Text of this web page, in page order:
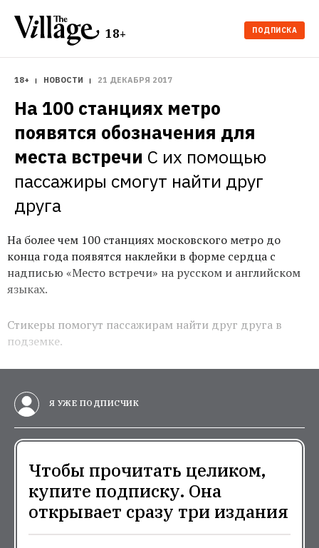
18+ ПОДПИСКА
18+ НОВОСТИ 21 ДЕКАБРЯ 2017
На 100 станциях метро
появятся обозначения для
места встречи С их помощью
пассажиры смогут найти друг
друга
На более чем 100 станциях московского метро до
конца года появятся наклейки в форме сердца с
надписью «Место встречи» на русском и английском
языках.
Стикеры помогут пассажирам найти друг друга в
подземке.
Я УЖЕ ПОДПИСЧИК
Чтобы прочитать целиком,
купите подписку. Она
открывает сразу три издания